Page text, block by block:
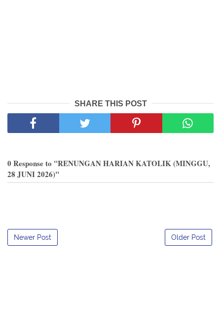
SHARE THIS POST
0 Response to "RENUNGAN HARIAN KATOLIK (MINGGU,
28 JUNI 2026)"
Newer Post Older Post